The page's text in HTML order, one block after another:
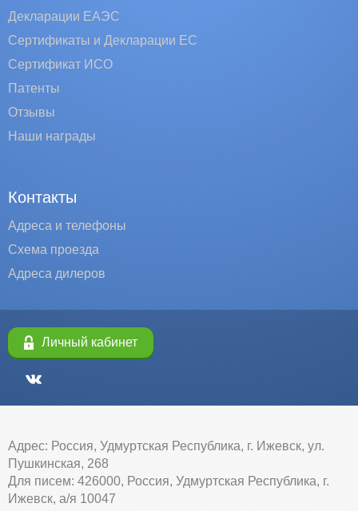
Декларации ЕАЭС
Сертификаты и Декларации EC
Сертификат ИСО
Патенты
Отзывы
Наши награды
Контакты
Адреса и телефоны
Схема проезда
Адреса дилеров
Личный кабинет
Адрес: Россия, Удмуртская Республика, г. Ижевск, ул.
Пушкинская, 268
Для писем: 426000, Россия, Удмуртская Республика, г.
Ижевск, а/я 10047